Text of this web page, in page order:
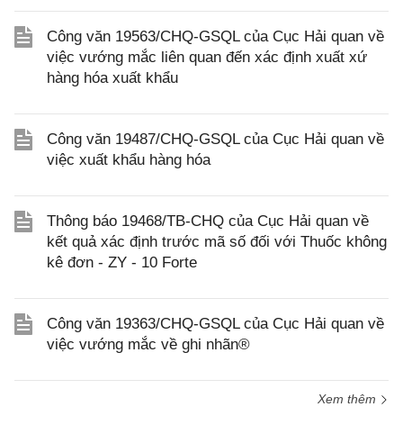
Công văn 19563/CHQ-GSQL của Cục Hải quan về
việc vướng mắc liên quan đến xác định xuất xứ
hàng hóa xuất khẩu
Công văn 19487/CHQ-GSQL của Cục Hải quan về
việc xuất khẩu hàng hóa
Thông báo 19468/TB-CHQ của Cục Hải quan về
kết quả xác định trước mã số đối với Thuốc không
kê đơn - ZY - 10 Forte
Công văn 19363/CHQ-GSQL của Cục Hải quan về
việc vướng mắc về ghi nhãn®
Xem thêm